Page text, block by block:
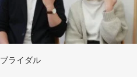
ブライダル